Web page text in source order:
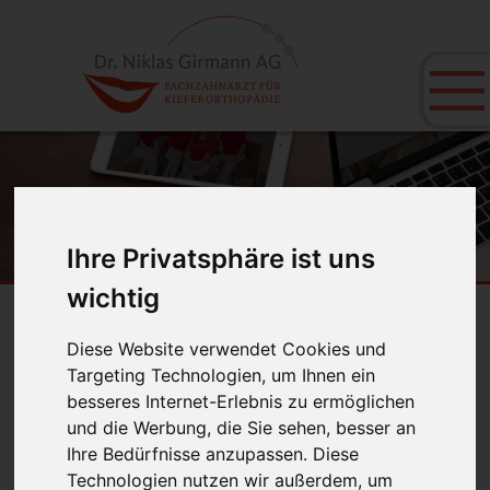
Ihre Privatsphäre ist uns
wichtig
Diese Website verwendet Cookies und
Targeting Technologien, um Ihnen ein
besseres Internet-Erlebnis zu ermöglichen
und die Werbung, die Sie sehen, besser an
Ihre Bedürfnisse anzupassen. Diese
Technologien nutzen wir außerdem, um
A B C D E F G H I J
K
L
M N O P Q R S T U
V
W
X Y Z
Palatum